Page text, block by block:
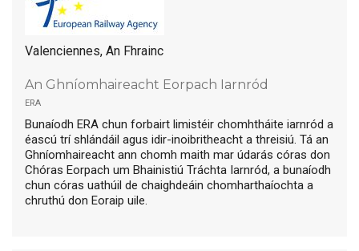
Valenciennes, An Fhrainc
An Ghníomhaireacht Eorpach Iarnród
era
Bunaíodh ERA chun forbairt limistéir chomhtháite iarnród a
éascú trí shlándáil agus idir-inoibritheacht a threisiú. Tá an
Ghníomhaireacht ann chomh maith mar údarás córas don
Chóras Eorpach um Bhainistiú Tráchta Iarnród, a bunaíodh
chun córas uathúil de chaighdeáin chomharthaíochta a
chruthú don Eoraip uile.